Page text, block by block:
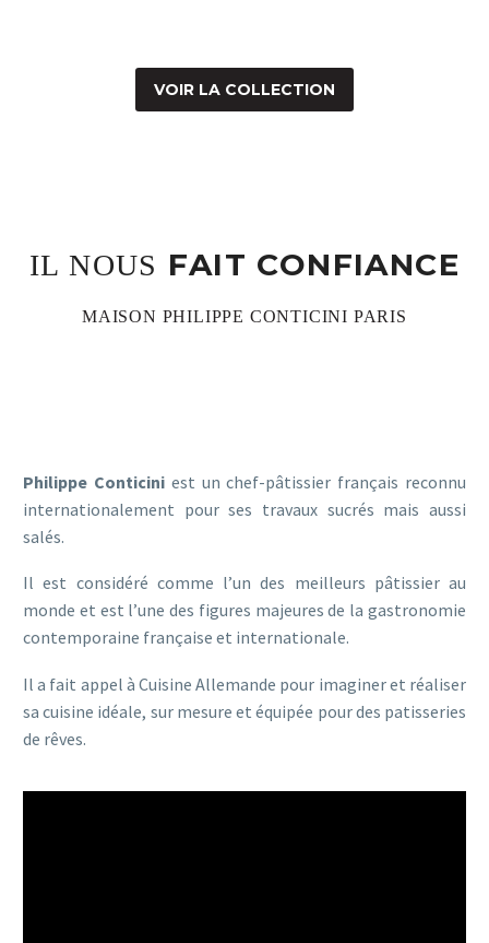
VOIR LA COLLECTION
IL NOUS FAIT CONFIANCE
MAISON PHILIPPE CONTICINI PARIS
Philippe Conticiniest un chef-pâtissier français reconnu
internationalement pour ses travaux sucrés mais aussi
salés.
Il est considéré comme l’un des meilleurs pâtissier au
monde et est l’une des figures majeures de la gastronomie
contemporaine française et internationale.
Il a fait appel à Cuisine Allemande pour imaginer et réaliser
sa cuisine idéale, sur mesure et équipée pour des patisseries
de rêves.